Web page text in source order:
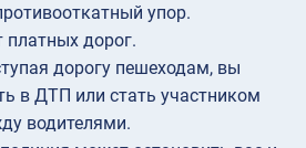
упор.
платных дорог.
дорогу пешеходам, вы
в ДТП или стать участником
водителями.